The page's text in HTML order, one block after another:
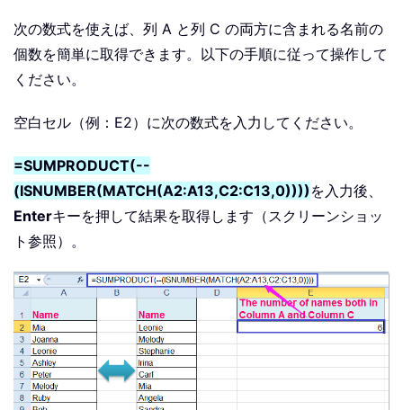
次の数式を使えば、列 A と列 C の両方に含まれる名前の
個数を簡単に取得できます。以下の手順に従って操作して
ください。
空白セル（例：E2）に次の数式を入力してください。
=SUMPRODUCT(--
(ISNUMBER(MATCH(A2:A13,C2:C13,0)))) を入力後、
Enterキーを押して結果を取得します（スクリーンショッ
ト参照）。